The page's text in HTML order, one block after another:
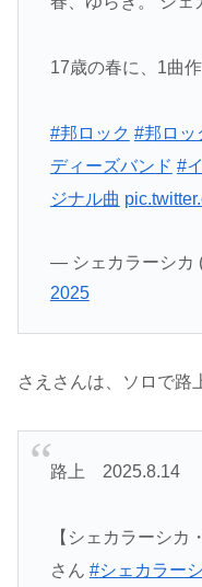
17歳の春に、1曲
#邦ロック #邦ロッ
ディーズバンド #
ジナル曲
— シェカラーシカ
2025
さえさんは、ソロで路
路上 2025.8.14
【シェカラーシカ
さん #シェカラー